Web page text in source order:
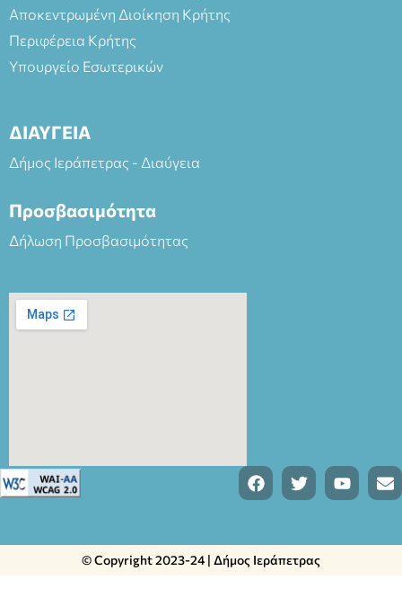
Αποκεντρωμένη Διοίκηση Κρήτης
Περιφέρεια Κρήτης
Υπουργείο Εσωτερικών
ΔΙΑΥΓΕΙΑ
Δήμος Ιεράπετρας - Διαύγεια
Προσβασιμότητα
Δήλωση Προσβασιμότητας
© Copyright 2023-24 | Δήμος Ιεράπετρας